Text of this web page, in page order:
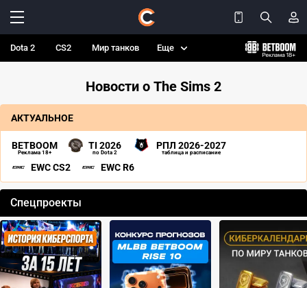
Dota 2 CS2 Мир танков Еще
Новости о The Sims 2
АКТУАЛЬНОЕ
BETBOOM
Реклама 18+
TI 2026
по Dota 2
РПЛ 2026-2027
таблица и расписание
EWC CS2 EWC R6
Спецпроекты